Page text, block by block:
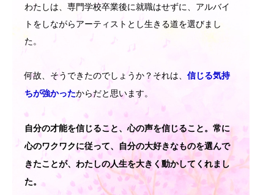
わたしは、専門学校卒業後に就職はせずに、アルバイ
トをしながらアーティストとし生きる道を選びまし
た。
何故、そうできたのでしょうか？それは、 信じる気持
ちが強かったからだと思います。
自分の才能を信じること、心の声を信じること。常に
心のワクワクに従って、自分の大好きなものを選んで
きたことが、わたしの人生を大きく動かしてくれまし
た。